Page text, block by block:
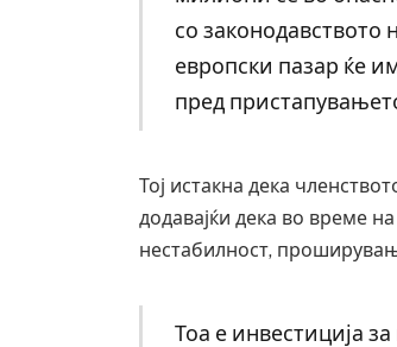
со законодавството
европски пазар ќе
пред
Тој истакна дека
додавајќи дека во време
нестабилност,
Тоа е инвестиција